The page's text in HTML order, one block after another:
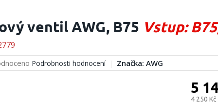
ventil AWG, B75 Vstup:
Podrobnosti hodnocení Značka: AWG
5
4 250